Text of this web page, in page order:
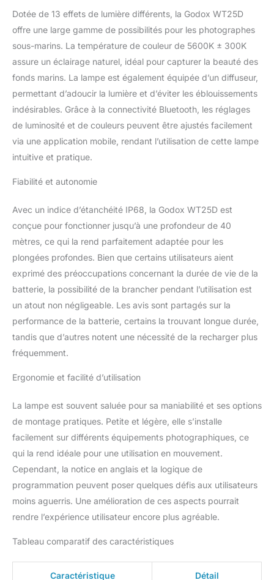
l'ouverture / la fermeture,
le changement de mode,
le changement de
couleur et d'autres
de puissance affiche le
temps restant en
fonction de la quantité
d'énergie que vous
consommez
de plongée--Le WT25D
est doté de 13 effets
d'éclairage différents
une large gamme de
scènes de tournage
agréables. Un score
CRI/TLCI élevé de plus
de 96 garantit des
authentiques dans
WT25D permet une
gagner du temps et
améliorer la productivité.
puisse pas rejoindre
votre voyage sous-
marin, la série WT peut le
faire. Étant donné que la
lumière est faible dans
l'eau, la lampe vidéo à
LED imperméable Godox
automatiquement à une
puissance élevée
lorsqu'elle est sous l'eau,
Dotée de 13 effets de lumière différents, la Godox WT25D
offre une large gamme de possibilités pour les photographes
sous-marins. La température de couleur de 5600K ± 300K
assure un éclairage naturel, idéal pour capturer la beauté des
fonds marins. La lampe est également équipée d’un diffuseur,
permettant d’adoucir la lumière et d’éviter les éblouissements
indésirables. Grâce à la connectivité Bluetooth, les réglages
de luminosité et de couleurs peuvent être ajustés facilement
via une application mobile, rendant l’utilisation de cette lampe
intuitive et pratique.
Fiabilité et autonomie
Avec un indice d’étanchéité IP68, la Godox WT25D est
conçue pour fonctionner jusqu’à une profondeur de 40
mètres, ce qui la rend parfaitement adaptée pour les
plongées profondes. Bien que certains utilisateurs aient
exprimé des préoccupations concernant la durée de vie de la
batterie, la possibilité de la brancher pendant l’utilisation est
un atout non négligeable. Les avis sont partagés sur la
performance de la batterie, certains la trouvant longue durée,
tandis que d’autres notent une nécessité de la recharger plus
fréquemment.
Ergonomie et facilité d’utilisation
La lampe est souvent saluée pour sa maniabilité et ses options
de montage pratiques. Petite et légère, elle s’installe
facilement sur différents équipements photographiques, ce
qui la rend idéale pour une utilisation en mouvement.
Cependant, la notice en anglais et la logique de
programmation peuvent poser quelques défis aux utilisateurs
moins aguerris. Une amélioration de ces aspects pourrait
rendre l’expérience utilisateur encore plus agréable.
Tableau comparatif des caractéristiques
Caractéristique Détail